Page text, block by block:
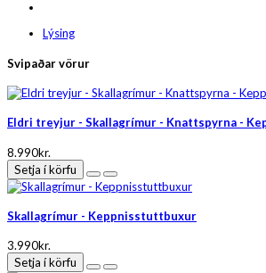
Lýsing
Svipaðar vörur
Eldri treyjur - Skallagrímur - Knattspyrna -
8.990kr.
Setja í körfu
Skallagrímur - Keppnisstuttbuxur
3.990kr.
Setja í körfu